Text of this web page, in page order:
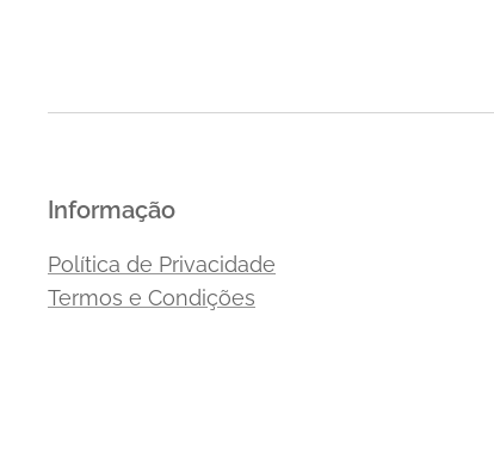
Informação
Política de Privacidade
Termos e Condições